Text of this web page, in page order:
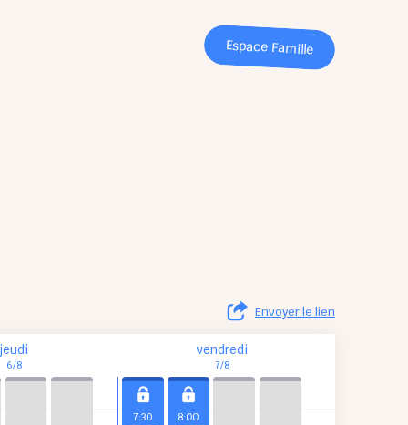
Espace Famille
Envoyer le lien
jeudi
6/8
vendredi
7/8
7:30
8:00